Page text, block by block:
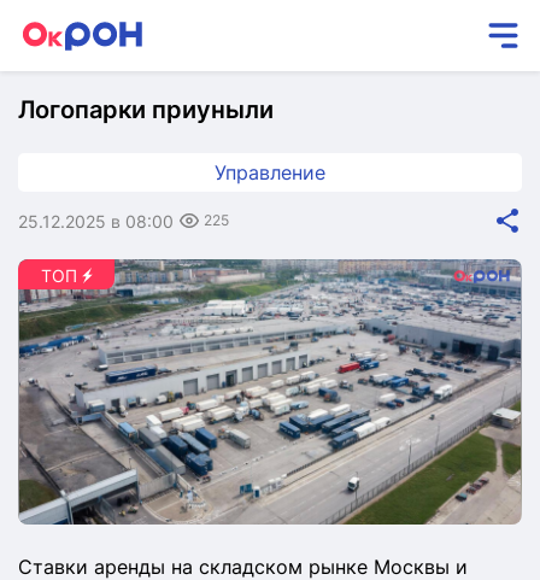
Логопарки приуныли
Управление
25.12.2025 в 08:00 225
Ставки аренды на складском рынке Москвы и